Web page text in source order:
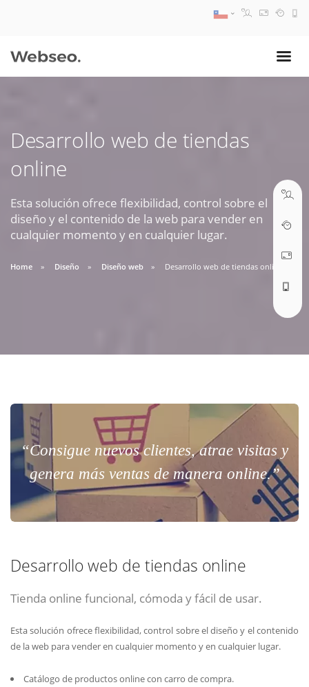
Desarrollo web de tiendas
online
Esta solución ofrece flexibilidad, control sobre el
diseño y el contenido de la web para vender en
cualquier momento y en cualquier lugar.
Home Diseño Diseño web Desarrollo web de tiendas online
“Consigue nuevos clientes, atrae visitas y
genera más ventas de manera online.”
Desarrollo web de tiendas online
Tienda online funcional, cómoda y fácil de usar.
Esta solución ofrece flexibilidad, control sobre el diseño y el contenido
de la web para vender en cualquier momento y en cualquier lugar.
Catálogo de productos online con carro de compra.
09:30 AM A 18:30 PM
ABRIR TICKET